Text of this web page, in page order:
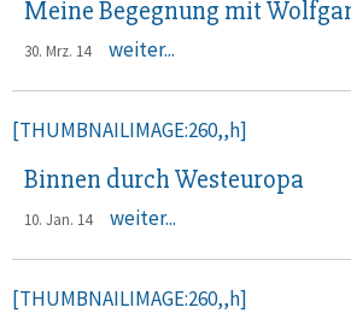
Meine Begegnung mit
30. Mrz. 14 weiter...
[THUMBNAILIMAGE:260,,h]
Binnen durch Westeuropa
10. Jan. 14 weiter...
[THUMBNAILIMAGE:260,,h]